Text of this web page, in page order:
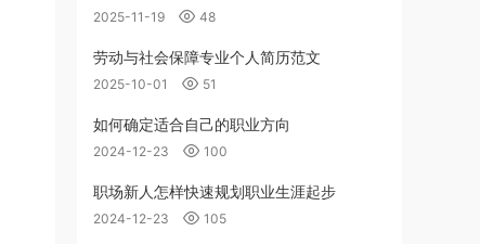
2025-11-19 48
劳动与社会保障专业个人简历范文
2025-10-01 51
如何确定适合自己的职业方向
2024-12-23 100
职场新人怎样快速规划职业生涯起步
2024-12-23 105